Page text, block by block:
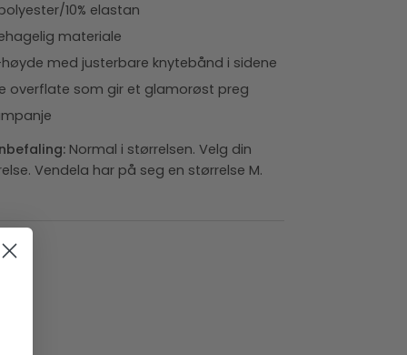
10% elastan
materiale
høyde med justerbare knytebånd i sidene
overflate som gir et glamorøst preg
Normal i størrelsen. Velg din
Vendela har på seg en størrelse M.